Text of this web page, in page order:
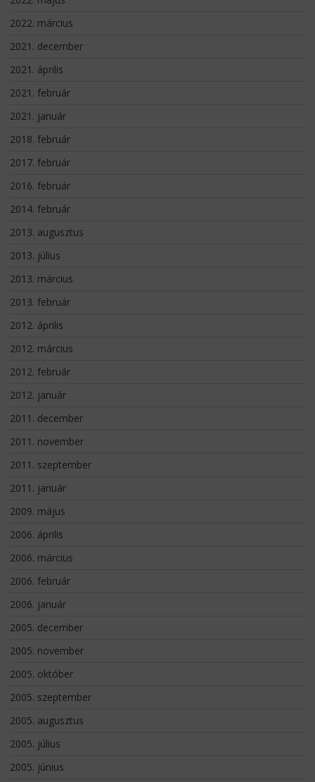
2022. március
2021. december
2021. április
2021. február
2021. január
2018. február
2017. február
2016. február
2014. február
2013. augusztus
2013. július
2013. március
2013. február
2012. április
2012. március
2012. február
2012. január
2011. december
2011. november
2011. szeptember
2011. január
2009. május
2006. április
2006. március
2006. február
2006. január
2005. december
2005. november
2005. október
2005. szeptember
2005. augusztus
2005. július
2005. június